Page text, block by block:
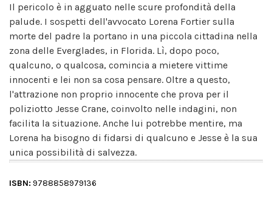
Il pericolo è in agguato nelle scure profondità della
palude. I sospetti dell'avvocato Lorena Fortier sulla
morte del padre la portano in una piccola cittadina nella
zona delle Everglades, in Florida. Lì, dopo poco,
qualcuno, o qualcosa, comincia a mietere vittime
innocenti e lei non sa cosa pensare. Oltre a questo,
l'attrazione non proprio innocente che prova per il
poliziotto Jesse Crane, coinvolto nelle indagini, non
facilita la situazione. Anche lui potrebbe mentire, ma
Lorena ha bisogno di fidarsi di qualcuno e Jesse è la sua
unica possibilità di salvezza.
ISBN: 9788858979136